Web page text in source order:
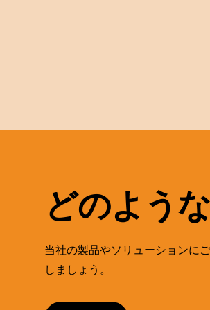
どのよう
当社の製品やソリューションに
しましょう。